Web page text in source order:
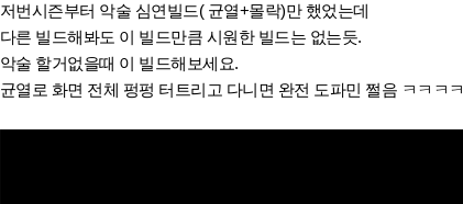
저번시즌부터 악술 심연빌드( 균열+몰락)만 했었는데
다른 빌드해봐도 이 빌드만큼 시원한 빌드는 없는듯.
악술 할거없을때 이 빌드해보세요.
균열로 화면 전체 펑펑 터트리고 다니면 완전 도파민 쩔음 ㅋㅋㅋㅋ